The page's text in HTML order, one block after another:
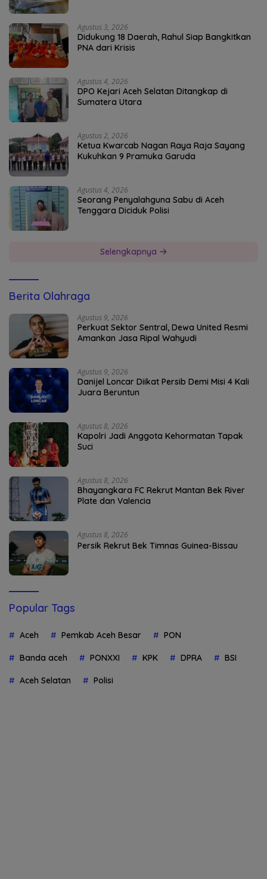
Agustus 3, 2026
Didukung 18 Daerah, Rahul Siap Bangkitkan
PNA dari Krisis
Agustus 4, 2026
DPO Kejari Aceh Selatan Ditangkap di
Sumatera Utara
Agustus 2, 2026
Ketua Kwarcab Nagan Raya Raja Sayang
Kukuhkan 9 Pramuka Garuda
Agustus 4, 2026
Seorang Penyalahguna Sabu di Aceh
Tenggara Diciduk Polisi
Selengkapnya
Berita Olahraga
Agustus 9, 2026
Perkuat Sektor Sentral, Dewa United Resmi
Amankan Jasa Ripal Wahyudi
Agustus 9, 2026
Danijel Loncar Diikat Persib Demi Misi 4 Kali
Juara Beruntun
Agustus 8, 2026
Kapolri Jadi Anggota Kehormatan Tapak
Suci
Agustus 8, 2026
Bhayangkara FC Rekrut Mantan Bek River
Plate dan Valencia
Agustus 8, 2026
Persik Rekrut Bek Timnas Guinea-Bissau
Popular Tags
Aceh Pemkab Aceh Besar PON
Banda aceh PONXXI KPK DPRA BSI
Aceh Selatan Polisi